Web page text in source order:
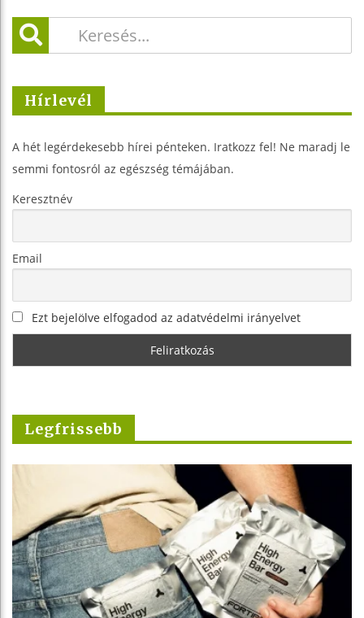
Hírlevél
A hét legérdekesebb hírei pénteken. Iratkozz fel! Ne maradj le
semmi fontosról az egészség témájában.
Keresztnév
Email
Ezt bejelölve elfogadod az adatvédelmi irányelvet
Legfrissebb